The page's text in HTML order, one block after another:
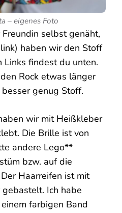
– eigenes Foto
selbst genäht,
haben wir den Stoff
findest du unten.
Rock etwas länger
genug Stoff.
wir mit Heißkleber
Die Brille ist von
andere Lego**
bzw. auf die
Haarreifen ist mit
Ich habe
farbigen Band